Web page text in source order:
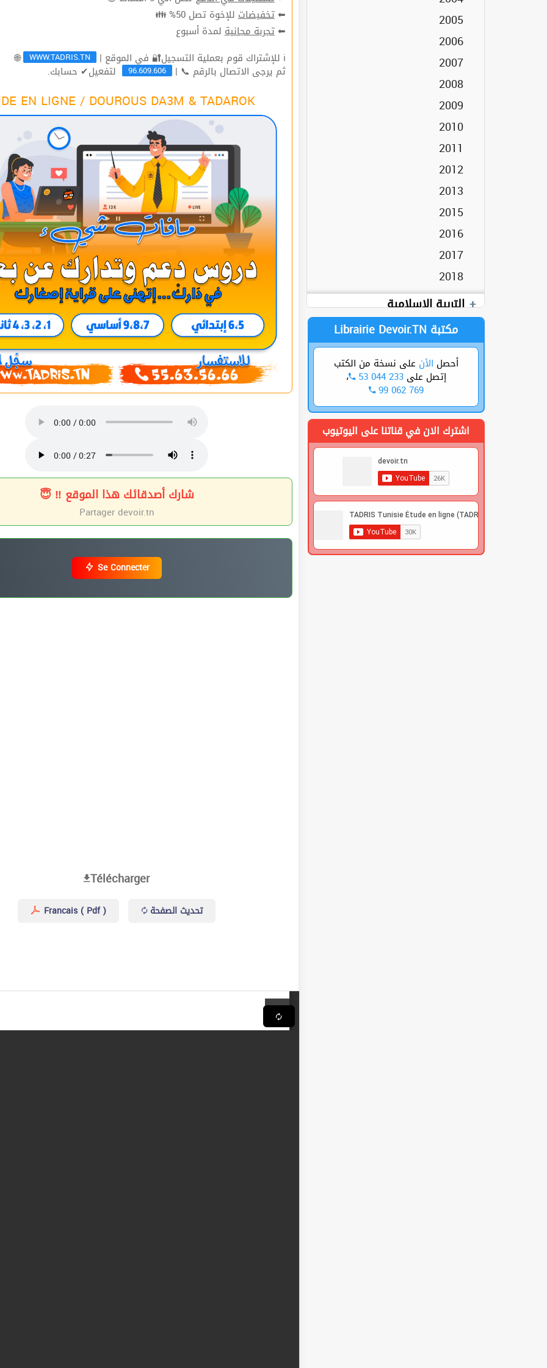
⬅تخفيضاتللإخوة تصل 50% 👪
⬅تجربة مجانيةلمدة أسبوع
ℹ للإشتراك قوم بعملية التسجيل🔐 في الموقع |
WWW.TADRIS.TN
🌐
ثم يرجى الاتصال بالرقم 📞 | 96.609.606 لتفعيل✔ حسابك.
EN LIGNE / DOUROUS DA3M & TADAROK
شارك أصدقائك هذا الموقع ‼ 😇
Partagerdevoir.tn
Se Connecter
Télécharger
Francais ( Pdf ) تحديث الصفحة
2005
2006
2007
2008
2009
2010
2011
2012
2013
2015
2016
2017
2018
العربية
Cours
Devoirs
Livre
التربية الإسلامية
Devoirs
Librairie Devoir.TN مكتبة
أحصل الأن على نسخة من الكتب
إتصل على53 044 233 ،
99 062 769
اشترك الان في قناتنا على اليوتيوب